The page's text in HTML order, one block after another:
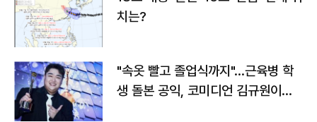
치는?
"속옷 빨고 졸업식까지"…근육병 학
생 돌본 공익, 코미디언 김규원이었